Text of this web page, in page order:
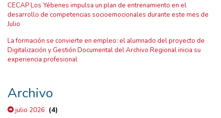
CECAP Los Yébenes impulsa un plan de entrenamiento en el
desarrollo de competencias socioemocionales durante este mes de
Julio
La formación se convierte en empleo: el alumnado del proyecto de
Digitalización y Gestión Documental del Archivo Regional inicia su
experiencia profesional
Archivo
julio 2026 (4)